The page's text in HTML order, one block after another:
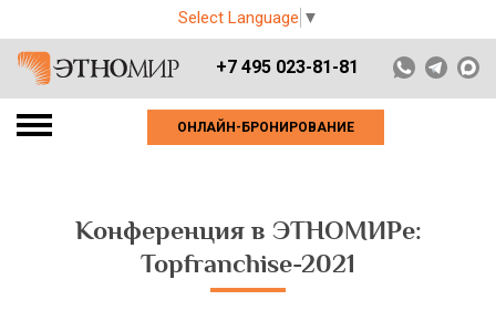
Select Language ▼
+7 495 023-81-81
ОНЛАЙН-БРОНИРОВАНИЕ
Конференция в ЭТНОМИРе:
Topfranchise-2021